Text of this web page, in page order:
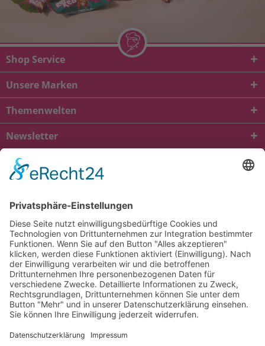
Shop Service
Unsere Marken
Themenwelten
Newsletter
* Alle Preise inkl. gesetzl. Mehrwertsteuer zzgl.
und ggf.
Nachnahmegebühren, wenn nicht anders beschrieben
viba.de
4.90von5.00bei1684
Kontakt Versandkosten und Lieferung
Zahlungsarten
FAQ – Häufig gestellte Fragen
Mein Konto
Allgemeine Geschäftsbedingungen
Datenschutz
Impressum
Barrierefreiheit
Cookie-Einstellungen
Widerrufsbelehrung
Vertrag widerrufen